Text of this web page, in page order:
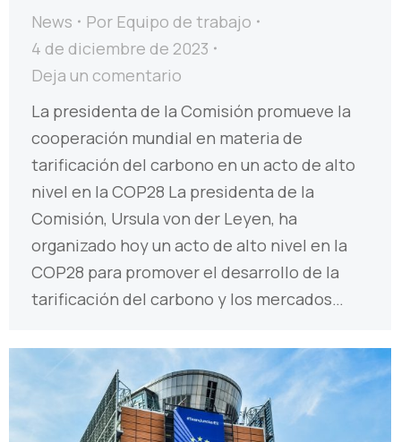
News Por Equipo de trabajo
4 de diciembre de 2023
Deja un comentario
La presidenta de la Comisión promueve la
cooperación mundial en materia de
tarificación del carbono en un acto de alto
nivel en la COP28 La presidenta de la
Comisión, Ursula von der Leyen, ha
organizado hoy un acto de alto nivel en la
COP28 para promover el desarrollo de la
tarificación del carbono y los mercados…